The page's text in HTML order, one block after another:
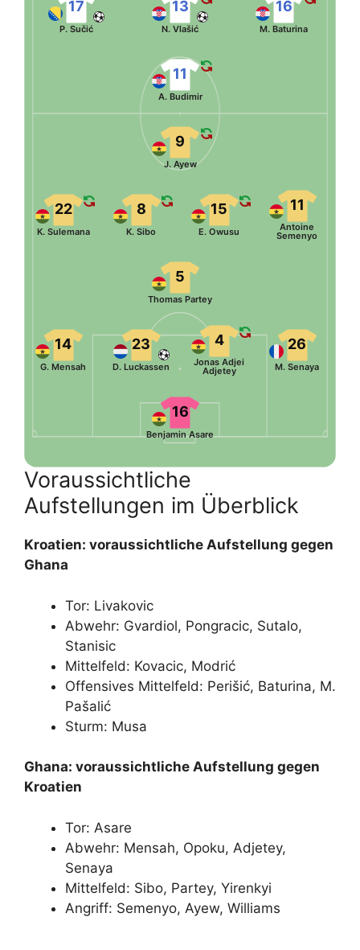
16
M. Baturina
13
N. Vlašić
17
P. Sučić
11
A. Budimir
16
Benjamin Asare
14
G. Mensah
23
D. Luckassen
4
Jonas Adjei
Adjetey
26
M. Senaya
5
Thomas Partey
22
K. Sulemana
8
K. Sibo
15
E. Owusu
11
Antoine
Semenyo
9
J. Ayew
Voraussichtliche
Aufstellungen im Überblick
Kroatien: voraussichtliche Aufstellung gegen
Ghana
Tor: Livakovic
Abwehr: Gvardiol, Pongracic, Sutalo,
Stanisic
Mittelfeld: Kovacic, Modrić
Offensives Mittelfeld: Perišić, Baturina, M.
Pašalić
Sturm: Musa
Ghana: voraussichtliche Aufstellung gegen
Kroatien
Tor: Asare
Abwehr: Mensah, Opoku, Adjetey,
Senaya
Mittelfeld: Sibo, Partey, Yirenkyi
Angriff: Semenyo, Ayew, Williams